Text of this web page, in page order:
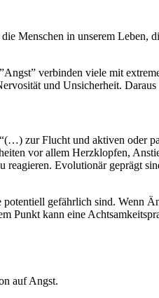
Menschen in unserem Leben,
verbinden viele mit
und Unsicherheit.
zur Flucht und aktiven oder
vor allem Herzklopfen,
Evolutionär geprägt
gefährlich sind. Wenn
Punkt kann eine
auf Angst.